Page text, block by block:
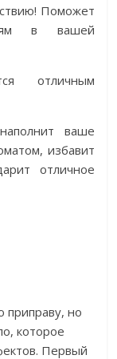
Поможет
в вашей
отличным
ваше
избавит
отличное
приправу, но
которое
Первый